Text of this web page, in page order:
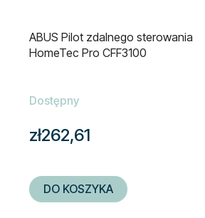
ABUS Pilot zdalnego sterowania
HomeTec Pro CFF3100
Dostępny
zł262,61
DO KOSZYKA